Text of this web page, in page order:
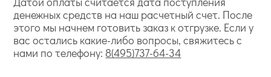
денежных средств на наш расчетный счет. После
этого мы начнем готовить заказ к отгрузке. Если у
вас остались какие-либо вопросы, свяжитесь с
нами по телефону: 8(495)737-64-34